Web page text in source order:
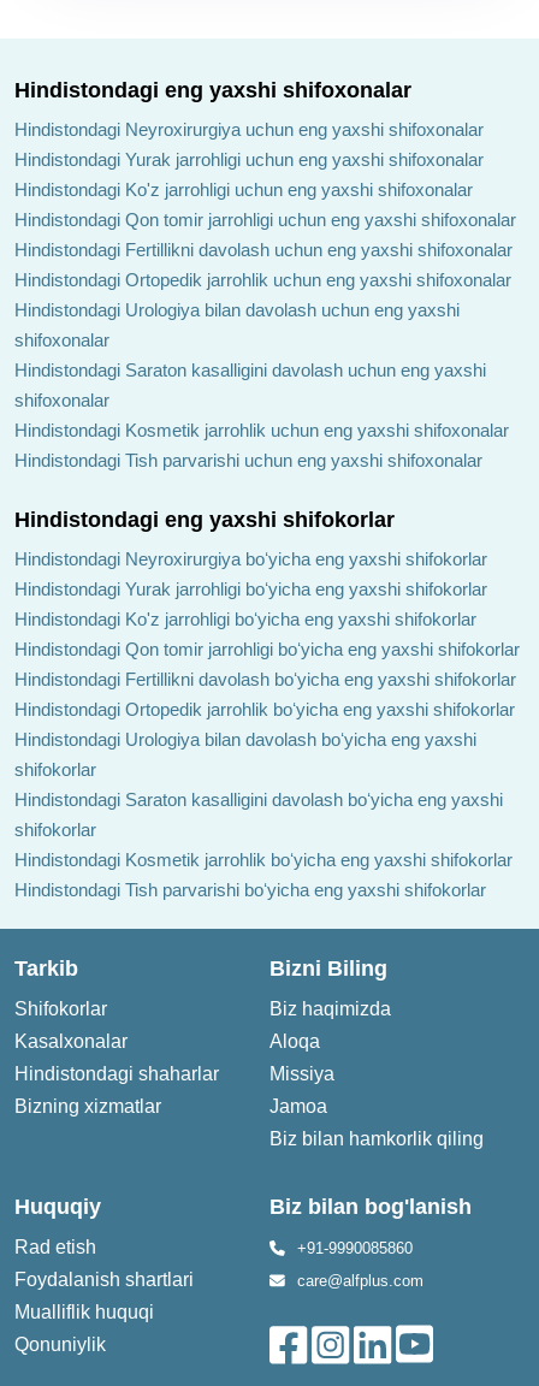
Hindistondagi eng yaxshi shifoxonalar
Hindistondagi Neyroxirurgiya uchun eng yaxshi shifoxonalar
Hindistondagi Yurak jarrohligi uchun eng yaxshi shifoxonalar
Hindistondagi Ko'z jarrohligi uchun eng yaxshi shifoxonalar
Hindistondagi Qon tomir jarrohligi uchun eng yaxshi shifoxonalar
Hindistondagi Fertillikni davolash uchun eng yaxshi shifoxonalar
Hindistondagi Ortopedik jarrohlik uchun eng yaxshi shifoxonalar
Hindistondagi Urologiya bilan davolash uchun eng yaxshi
shifoxonalar
Hindistondagi Saraton kasalligini davolash uchun eng yaxshi
shifoxonalar
Hindistondagi Kosmetik jarrohlik uchun eng yaxshi shifoxonalar
Hindistondagi Tish parvarishi uchun eng yaxshi shifoxonalar
Hindistondagi eng yaxshi shifokorlar
Hindistondagi Neyroxirurgiya boʻyicha eng yaxshi shifokorlar
Hindistondagi Yurak jarrohligi boʻyicha eng yaxshi shifokorlar
Hindistondagi Ko'z jarrohligi boʻyicha eng yaxshi shifokorlar
Hindistondagi Qon tomir jarrohligi boʻyicha eng yaxshi shifokorlar
Hindistondagi Fertillikni davolash boʻyicha eng yaxshi shifokorlar
Hindistondagi Ortopedik jarrohlik boʻyicha eng yaxshi shifokorlar
Hindistondagi Urologiya bilan davolash boʻyicha eng yaxshi
shifokorlar
Hindistondagi Saraton kasalligini davolash boʻyicha eng yaxshi
shifokorlar
Hindistondagi Kosmetik jarrohlik boʻyicha eng yaxshi shifokorlar
Hindistondagi Tish parvarishi boʻyicha eng yaxshi shifokorlar
Tarkib
Shifokorlar
Kasalxonalar
Hindistondagi shaharlar
Bizning xizmatlar
Bizni Biling
Biz haqimizda
Aloqa
Missiya
Jamoa
Biz bilan hamkorlik qiling
Huquqiy
Rad etish
Foydalanish shartlari
Mualliflik huquqi
Qonuniylik
Biz bilan bog'lanish
+91-9990085860
care@alfplus.com